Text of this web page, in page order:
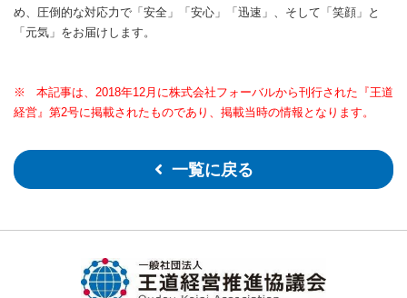
め、圧倒的な対応力で「安全」「安心」「迅速」、そして「笑顔」と
「元気」をお届けします。
※ 本記事は、2018年12月に株式会社フォーバルから刊行された『王道
経営』第2号に掲載されたものであり、掲載当時の情報となります。
一覧に戻る